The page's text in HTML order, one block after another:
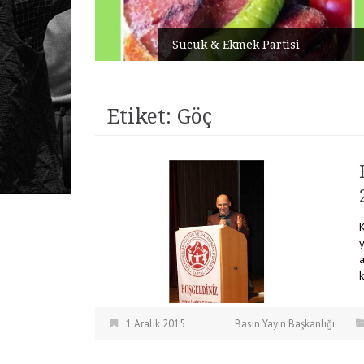
Sucuk & Ekmek Partisi
Etiket: Göç
1 Aralık 2015 Basın Yayın Başkanlığı